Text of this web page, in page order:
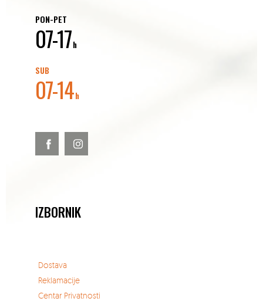
PON-PET
07-17h
SUB
07-14h
IZBORNIK
Dostava
Reklamacije
Centar Privatnosti